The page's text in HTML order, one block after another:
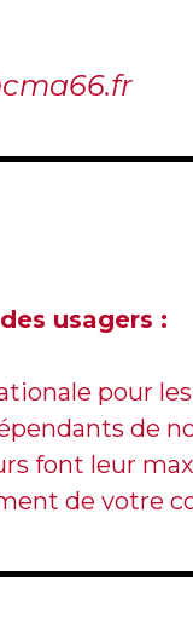
usagers :
pour les
de
font leur
de votre